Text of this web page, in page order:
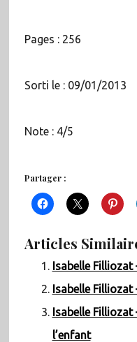
Pages : 256
Sorti le : 09/01/2013
Note : 4/5
Partager :
Articles
Isabelle Filliozat
Isabelle Filliozat
Isabelle Filliozat
l’enfant